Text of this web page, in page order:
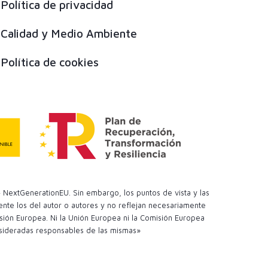
Política de privacidad
Calidad y Medio Ambiente
Política de cookies
Sin embargo, los puntos de vista y las
los del autor o autores y no reflejan necesariamente
Europea. Ni la Unión Europea ni la Comisión Europea
responsables de las mismas»